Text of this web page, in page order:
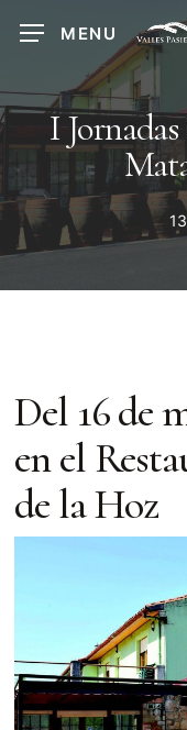
content
MENU
I
Del 16 de
en el
de la Hoz